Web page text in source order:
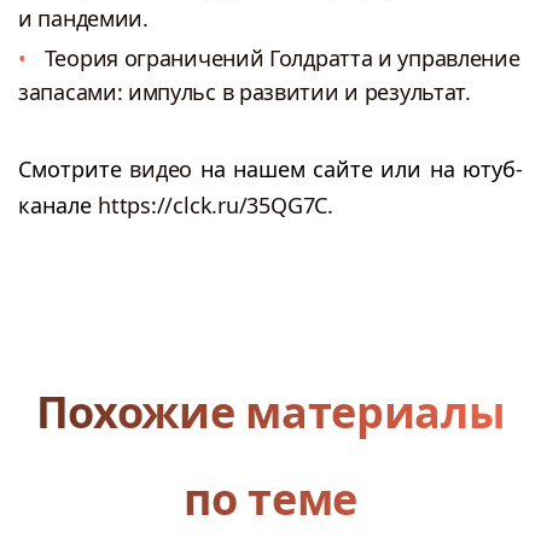
и пандемии.
Теория ограничений Голдратта и управление
запасами: импульс в развитии и результат.
Смотрите видео на нашем сайте или на ютуб-
канале https://clck.ru/35QG7C.
Похожие материалы
по теме